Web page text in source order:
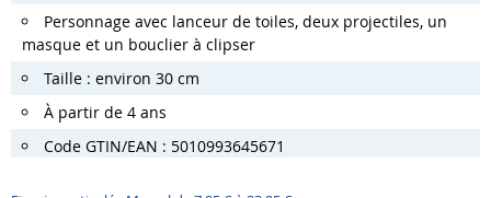
Personnage avec lanceur de toiles, deux projectiles, un
masque et un bouclier à clipser
Taille : environ 30 cm
À partir de 4 ans
Code GTIN/EAN : 5010993645671